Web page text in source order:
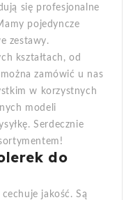
się profesjonalne
pojedyncze
zestawy.
kształtach, od
zamówić u nas
w korzystnych
modeli
Serdecznie
do
jakość. Są